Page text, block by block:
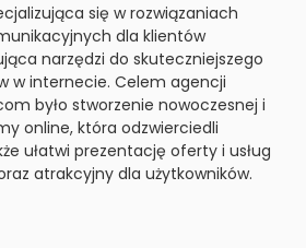
się w rozwiązaniach
dla klientów
narzędzi do skuteczniejszego
w internecie. Celem agencji
było stworzenie nowoczesnej i
online, która odzwierciedli
ułatwi prezentację oferty i usług
atrakcyjny dla użytkowników.